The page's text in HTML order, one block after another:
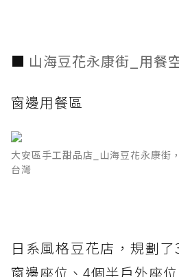
■ 山海豆花永康街_用餐
窗邊用餐區
大安區手工甜品店_山海豆花永康街
台灣
日系風格豆花店，規劃
窗邊座位、4個半戶外座位